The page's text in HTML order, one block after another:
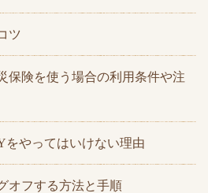
ツ
保険を使う場合の利用条件や注
をやってはいけない理由
オフする方法と手順